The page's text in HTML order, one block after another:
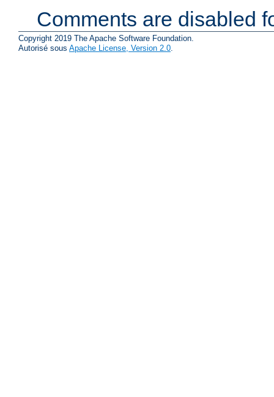
Comments are disabled
Copyright 2019 The Apache Software Foundation.
Autorisé sous Apache License, Version 2.0